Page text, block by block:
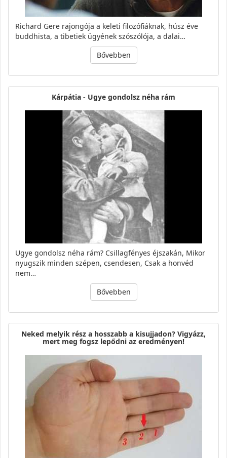
Richard Gere rajongója a keleti filozófiáknak, húsz éve
buddhista, a tibetiek ügyének szószólója, a dalai…
Bővebben
Kárpátia - Ugye gondolsz néha rám
Ugye gondolsz néha rám? Csillagfényes éjszakán, Mikor
nyugszik minden szépen, csendesen, Csak a honvéd
nem…
Bővebben
Neked melyik rész a hosszabb a kisujjadon? Vigyázz,
mert meg fogsz lepődni az eredményen!